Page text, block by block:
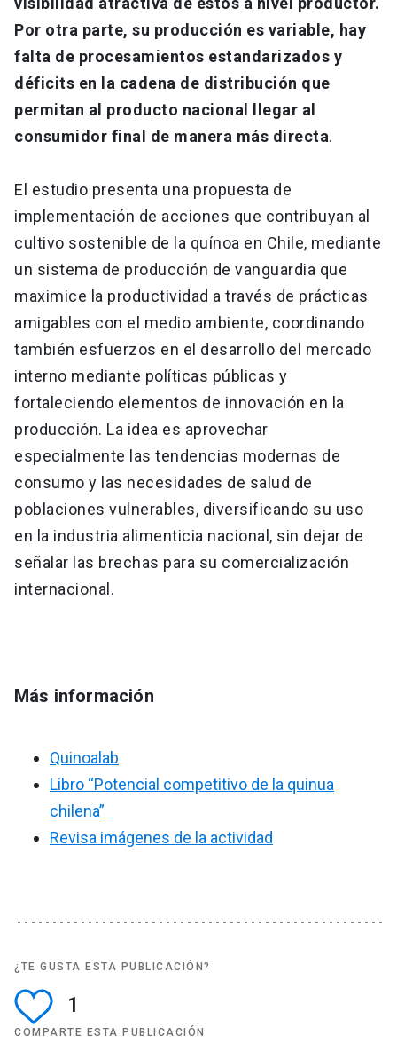
Por otra parte, su producción es variable, hay
falta de procesamientos estandarizados y
déficits en la cadena de distribución que
permitan al producto nacional llegar al
consumidor final de manera más directa.
El estudio presenta una propuesta de
implementación de acciones que contribuyan al
cultivo sostenible de la quínoa en Chile, mediante
un sistema de producción de vanguardia que
maximice la productividad a través de prácticas
amigables con el medio ambiente, coordinando
también esfuerzos en el desarrollo del mercado
interno mediante políticas públicas y
fortaleciendo elementos de innovación en la
producción. La idea es aprovechar
especialmente las tendencias modernas de
consumo y las necesidades de salud de
poblaciones vulnerables, diversificando su uso
en la industria alimenticia nacional, sin dejar de
señalar las brechas para su comercialización
internacional.
Más información
Quinoalab
Libro “Potencial competitivo de la quinua
chilena”
Revisa imágenes de la actividad
¿TE GUSTA ESTA PUBLICACIÓN?
1
COMPARTE ESTA PUBLICACIÓN